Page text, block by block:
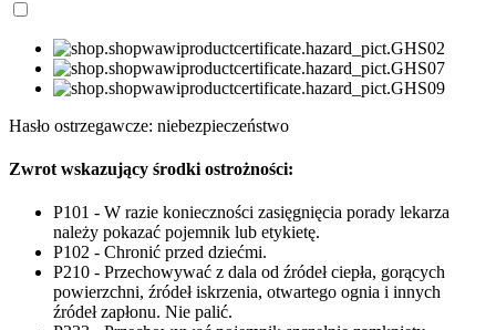
Hasło ostrzegawcze: niebezpieczeństwo
Zwrot wskazujący środki ostrożności:
P101 - W razie konieczności zasięgnięcia porady lekarza
należy pokazać pojemnik lub etykietę.
P102 - Chronić przed dziećmi.
P210 - Przechowywać z dala od źródeł ciepła, gorących
powierzchni, źródeł iskrzenia, otwartego ognia i innych
źródeł zapłonu. Nie palić.